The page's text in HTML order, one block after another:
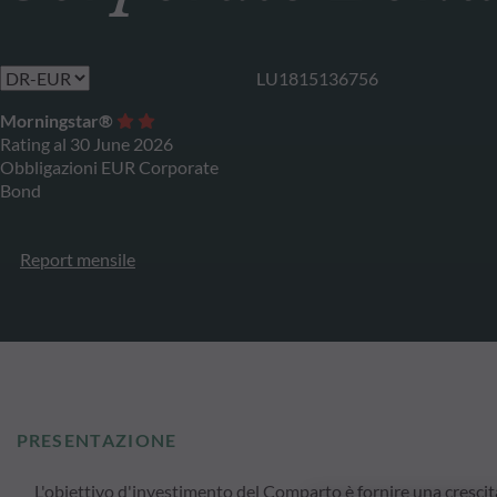
LU1815136756
Morningstar®
Rating al 30 June 2026
Obbligazioni EUR Corporate
Bond
Report mensile
PRESENTAZIONE
L'obiettivo d'investimento del Comparto è fornire una